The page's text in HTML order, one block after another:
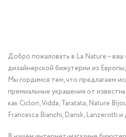
Добро пожаловать в La Nature – ваш
дизайнерской бижутерии из
Мы гордимся тем, что предлагаем
премиальные украшения от
как Ciclon, Vidda, Taratata, Nature
Francesca Bianchi, Dansk, Lanzerotti и